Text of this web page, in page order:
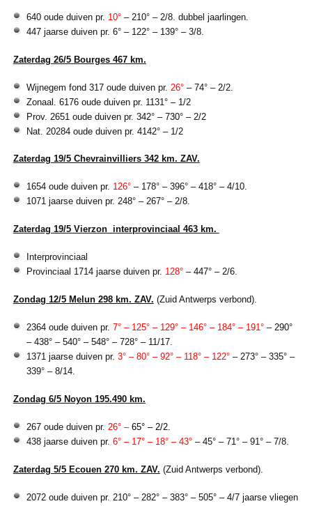
640 oude duiven pr. 10°– 210° – 2/8. dubbel jaarlingen.
447 jaarse duiven pr. 6° – 122° – 139° – 3/8.
Zaterdag 26/5 Bourges 467 km.
Wijnegem fond 317 oude duiven pr. 26°– 74° – 2/2.
Zonaal. 6176 oude duiven pr. 1131° – 1/2
Prov. 2651 oude duiven pr. 342° – 730° – 2/2
Nat. 20284 oude duiven pr. 4142° – 1/2
Zaterdag 19/5 Chevrainvilliers 342 km. ZAV.
1654 oude duiven pr. 126°– 178° – 396° – 418° – 4/10.
1071 jaarse duiven pr. 248° – 267° – 2/8.
Zaterdag 19/5 Vierzon interprovinciaal 463 km.
Interprovinciaal
Provinciaal 1714 jaarse duiven pr. 128°– 447° – 2/6.
Zondag 12/5 Melun 298 km. ZAV. (Zuid Antwerps verbond).
2364 oude duiven pr. 7° – 125° – 129° – 146° – 184° – 191°– 290°
– 438° – 540° – 548° – 728° – 11/17.
1371 jaarse duiven pr. 3° – 80° – 92° – 118° – 122°– 273° – 335° –
339° – 8/14.
Zondag 6/5 Noyon 195.490 km.
267 oude duiven pr. 26° – 65° – 2/2.
438 jaarse duiven pr. 6° – 17° – 18° – 43°– 45° – 71° – 91° – 7/8.
Zaterdag 5/5 Ecouen 270 km. ZAV. (Zuid Antwerps verbond).
2072 oude duiven pr. 210° – 282° – 383° – 505° – 4/7 jaarse vliegen